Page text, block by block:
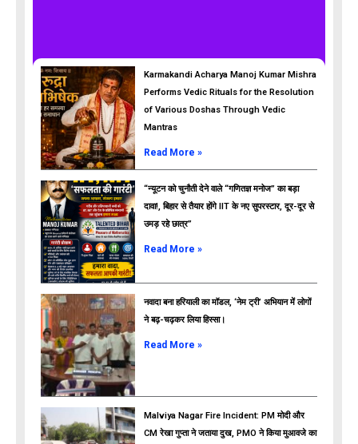
ads
Karmakandi Acharya Manoj Kumar Mishra
Performs Vedic Rituals for the Resolution
of Various Doshas Through Vedic
Mantras
Read More »
“न्यूटन को चुनौती देने वाले “गणितज्ञ मनोज” का बड़ा
दावा!, बिहार से तैयार होंगे IIT के नए सुपरस्टार, दूर-दूर से
उमड़ रहे छात्र”
Read More »
नवादा बना हरियाली का मॉडल, ‘नेम ट्री’ अभियान में लोगों
ने बढ़-चढ़कर लिया हिस्सा।
Read More »
Malviya Nagar Fire Incident: PM मोदी और
CM रेखा गुप्ता ने जताया दुख, PMO ने किया मुआवजे का